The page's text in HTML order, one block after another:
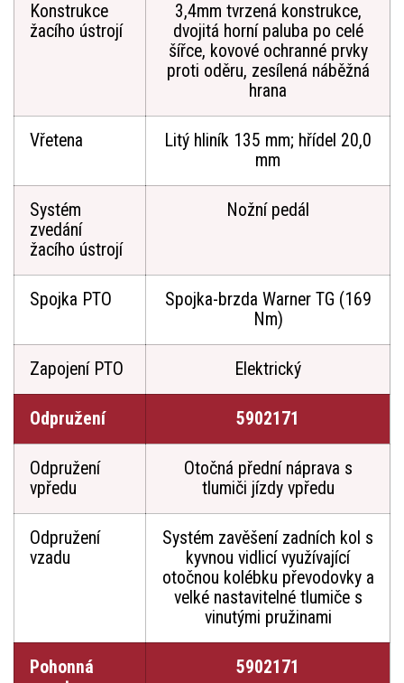
Konstrukce
žacího ústrojí
3,4mm tvrzená konstrukce,
dvojitá horní paluba po celé
šířce, kovové ochranné prvky
proti oděru, zesílená náběžná
hrana
Vřetena
Litý hliník 135 mm; hřídel 20,0
mm
Systém
zvedání
žacího ústrojí
Nožní pedál
Spojka PTO
Spojka-brzda Warner TG (169
Nm)
Zapojení PTO Elektrický
Odpružení 5902171
Odpružení
vpředu
Otočná přední náprava s
tlumiči jízdy vpředu
Odpružení
vzadu
Systém zavěšení zadních kol s
kyvnou vidlicí využívající
otočnou kolébku převodovky a
velké nastavitelné tlumiče s
vinutými pružinami
Pohonná
5902171